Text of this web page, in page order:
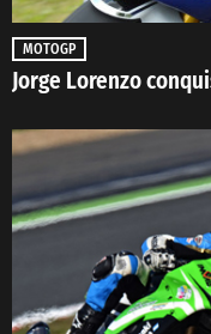
MOTOGP
Jorge Lorenzo